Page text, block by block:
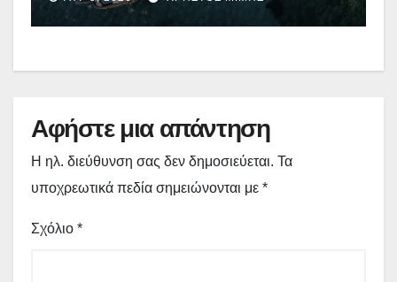
η προσθεσμία
Αφήστε μια απάντηση
Η ηλ. διεύθυνση σας δεν δημοσιεύεται. Τα
υποχρεωτικά πεδία σημειώνονται με *
Σχόλιο *